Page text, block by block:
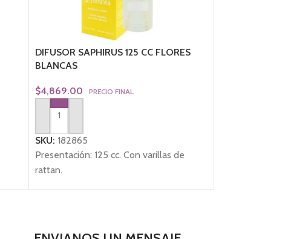
DIFUSOR SAPHIRUS 125 CC FLORES
BLANCAS
$4,869.00 PRECIO FINAL
AGREGAR AL CARRITO
SKU: 182865
Presentación: 125 cc. Con varillas de
rattan.